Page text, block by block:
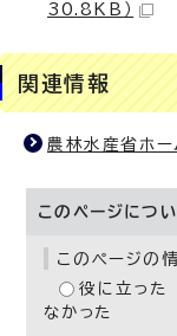
30.8KB）
関連情報
農林水産省ホー
このページにつ
このページの
役に立った
なかった